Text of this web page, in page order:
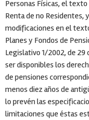
Personas Físicas, el
Renta de no Residentes,
modificaciones en el
Planes y Fondos de
Legislativo 1/2002, de 29
ser disponibles los
de pensiones
menos diez años de
lo prevén las
limitaciones que éstas